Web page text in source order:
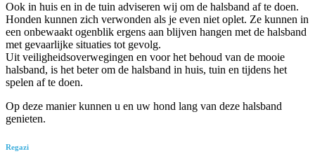
Ook in huis en in de tuin adviseren wij om de halsband af te doen.
Honden kunnen zich verwonden als je even niet oplet. Ze kunnen in
een onbewaakt ogenblik ergens aan blijven hangen met de halsband
met gevaarlijke situaties tot gevolg.
Uit veiligheidsoverwegingen en voor het behoud van de mooie
halsband, is het beter om de halsband in huis, tuin en tijdens het
spelen af te doen.
Op deze manier kunnen u en uw hond lang van deze halsband
genieten.
Regazi